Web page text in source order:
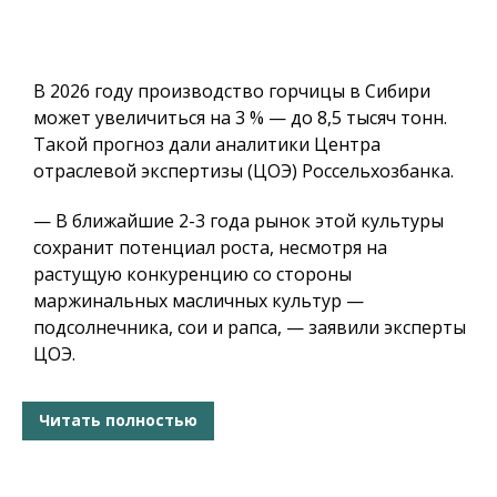
В 2026 году производство горчицы в Сибири
может увеличиться на 3 % — до 8,5 тысяч тонн.
Такой прогноз дали аналитики Центра
отраслевой экспертизы (ЦОЭ) Россельхозбанка.
— В ближайшие 2-3 года рынок этой культуры
сохранит потенциал роста, несмотря на
растущую конкуренцию со стороны
маржинальных масличных культур —
подсолнечника, сои и рапса, — заявили эксперты
ЦОЭ.
Читать полностью